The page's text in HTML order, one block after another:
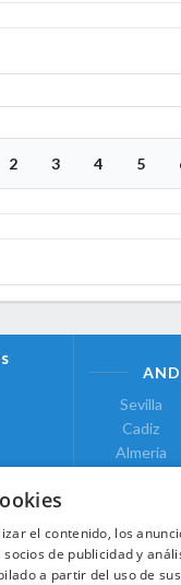
2 3 4 5
de
Sevilla
Cadiz
Almeria
el contenido, los
de publicidad y
a partir del uso de